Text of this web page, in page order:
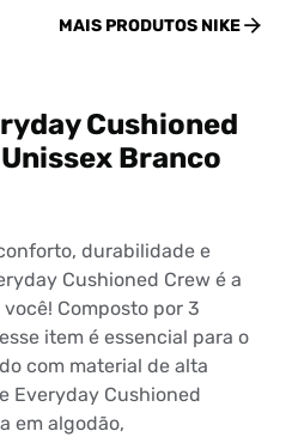
MAIS PRODUTOS NIKE
Cushioned
Branco
durabilidade e
Cushioned Crew é a
Composto por 3
item é essencial para o
com material de alta
Everyday Cushioned
em algodão,